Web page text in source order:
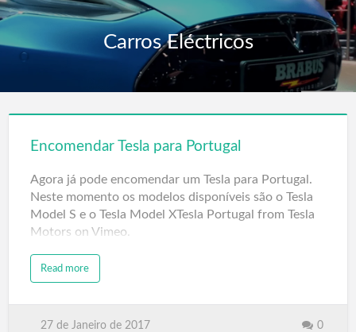
Carros Eléctricos
Encomendar Tesla para Portugal
Agora já pode encomendar um Tesla para Portugal.
Neste momento os modelos disponíveis são o Tesla
Model S e o Tesla Model XTesla Portugal from Tesla
Motors on Vimeo.
Read more
27 de Janeiro de 2017 0